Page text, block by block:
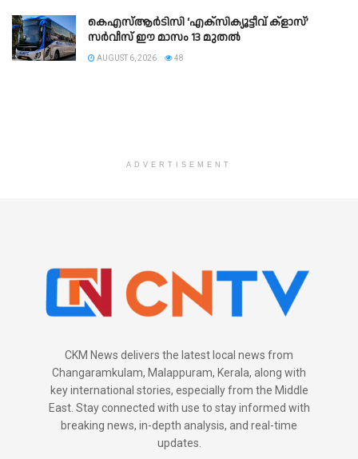
കെഎസ്‌ആർടിസി ‘എക്‌സിക്യൂട്ടീവ് ക്ളാസ്’
സർവീസ് ഈ മാസം 13 മുതൽ
AUGUST 6, 2026 48
ADVERTISEMENT
CKM News delivers the latest local news from
Changaramkulam, Malappuram, Kerala, along with
key international stories, especially from the Middle
East. Stay connected with use to stay informed with
breaking news, in-depth analysis, and real-time
updates.